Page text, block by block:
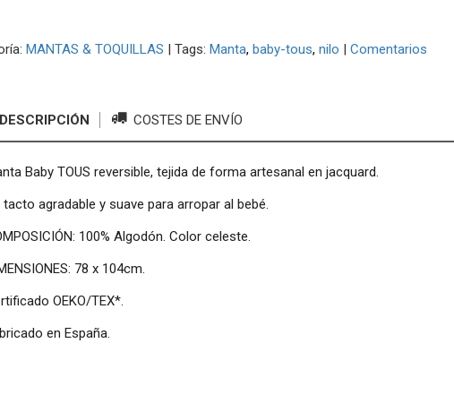
MANTAS & TOQUILLAS | Tags: Manta baby-tous nilo | Comentarios
DESCRIPCIÓN COSTES DE ENVÍO
Baby TOUS reversible, tejida de forma artesanal en jacquard.
tacto agradable y suave para arropar al bebé.
100% Algodón. Color celeste.
78 x 104cm.
OEKO/TEX*.
en España.